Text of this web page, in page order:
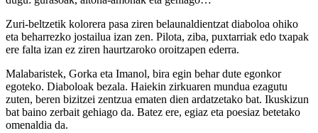
Zuri-beltzetik kolorera pasa ziren belaunaldientzat diaboloa ohiko
eta beharrezko jostailua izan zen. Pilota, ziba, puxtarriak edo txapak
ere falta izan ez ziren haurtzaroko oroitzapen ederra.
Malabaristek, Gorka eta Imanol, bira egin behar dute egonkor
egoteko. Diaboloak bezala. Haiekin zirkuaren mundua ezagutu
zuten, beren bizitzei zentzua ematen dien ardatzetako bat. Ikuskizun
bat baino zerbait gehiago da. Batez ere, egiaz eta poesiaz betetako
omenaldia da.